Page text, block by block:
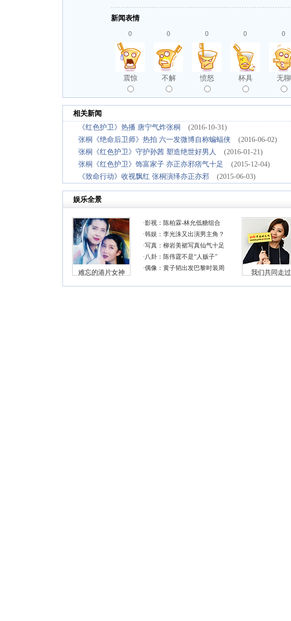
新闻表情
0
震惊
0
不解
0
愤怒
0
杯具
0
无聊
相关新闻
《红色护卫》热播 唐宁气炸张桐
(2016-10-31)
张桐《绝命后卫师》热拍 六一发微博自称蝙蝠侠
(2016-06-02)
张桐《红色护卫》守护孙茜 塑造绝世好男人
(2016-01-21)
张桐《红色护卫》饰富家子 亦正亦邪痞气十足
(2015-12-04)
《致命行动》收视飘红 张桐演绎亦正亦邪
(2015-06-03)